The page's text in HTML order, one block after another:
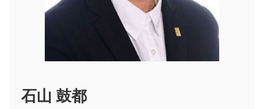
石山 鼓都